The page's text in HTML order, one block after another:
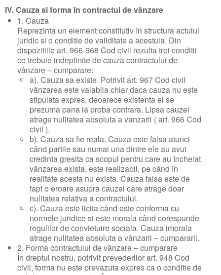
IV. Cauza si forma în contractul de vânzare
1. Cauza
Reprezinta un element constitutiv în structura actului
juridic si o conditie de validitate a acestuia. Din
dispozitiile art. 966-968 Cod civil rezulta trei conditii
ce trebuie indeplinite de cauza contractului de
vânzare – cumparare:
a). Cauza sa existe. Potrivit art. 967 Cod civil
vânzarea este valabila chiar daca cauza nu este
stipulata expres, deoarece existenta ei se
prezuma pana la proba contrara. Lipsa cauzei
atrage nulitatea absoluta a vanzarii ( art. 966 Cod
civil ).
b). Cauza sa fie reala. Cauza este falsa atunci
când partile sau numai una dintre ele au avut
credinta gresita ca scopul pentru care au încheiat
vânzarea exista, este realizabil, pe când în
realitate acesta nu exista. Cauza falsa este de
fapt o eroare asupra cauzei care atrage doar
nulitatea relativa a contractului.
c). Cauza este licita când este conforma cu
normele juridice si este morala când corespunde
regulilor de convietuire sociala. Cauza imorala
atrage nulitatea absoluta a vânzarii – cumpararii.
2. Forma contractului de vânzare – cumparare
În dreptul nostru, potrivit prevederilor art. 948 Cod
civil, forma nu este prevazuta expres ca o conditie de